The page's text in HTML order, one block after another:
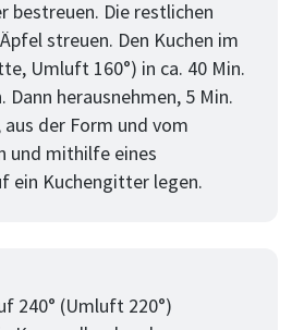
bestreuen. Die restlichen
streuen. Den Kuchen im
Umluft 160°) in ca. 40 Min.
Dann herausnehmen, 5 Min.
aus der Form und vom
und mithilfe eines
ein Kuchengitter legen.
240° (Umluft 220°)